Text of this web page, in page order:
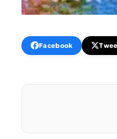
Facebook